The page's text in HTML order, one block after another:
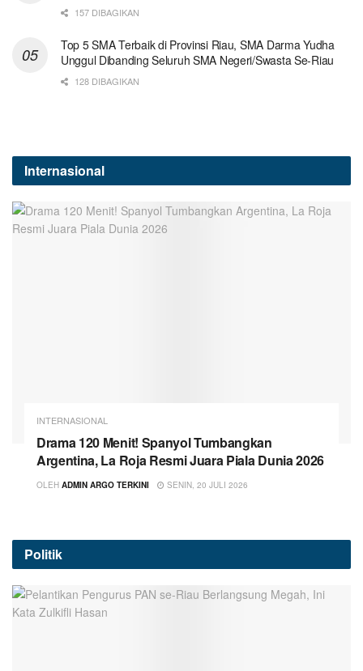
157 DIBAGIKAN
Top 5 SMA Terbaik di Provinsi Riau, SMA Darma Yudha
Unggul Dibanding Seluruh SMA Negeri/Swasta Se-Riau
128 DIBAGIKAN
Internasional
INTERNASIONAL
Drama 120 Menit! Spanyol Tumbangkan
Argentina, La Roja Resmi Juara Piala Dunia 2026
OLEH ADMIN ARGO TERKINI SENIN, 20 JULI 2026
Politik